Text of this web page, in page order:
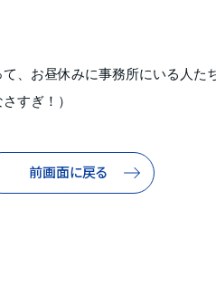
、お昼休みに事務所にいる人た
すぎ！）
前画面に戻る